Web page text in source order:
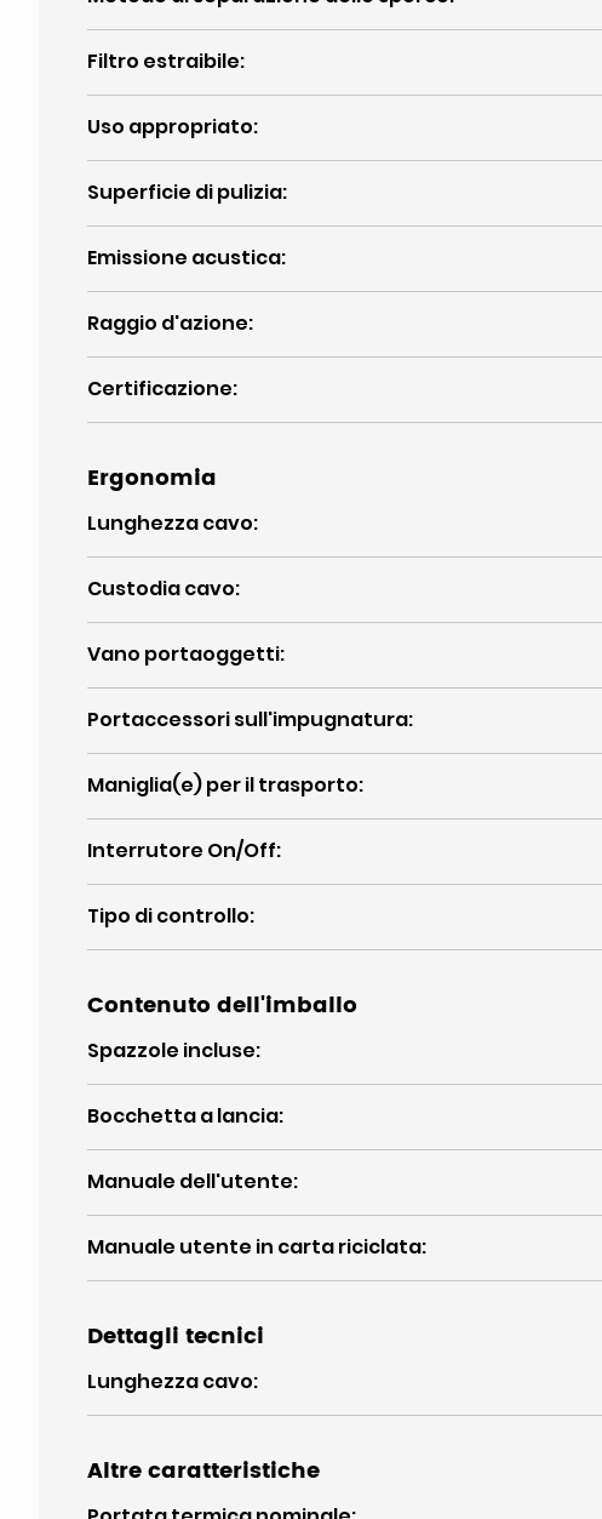
Filtro estraibile:
Uso appropriato:
Superficie di pulizia:
Emissione acustica:
Raggio d'azione:
Certificazione:
Ergonomia
Lunghezza cavo:
Custodia cavo:
Vano portaoggetti:
Portaccessori sull'impugnatura:
Maniglia(e) per il trasporto:
Interrutore On/Off:
Tipo di controllo:
Contenuto dell'imballo
Spazzole incluse:
Bocchetta a lancia:
Manuale dell'utente:
Manuale utente in carta riciclata:
Dettagli tecnici
Lunghezza cavo:
Altre caratteristiche